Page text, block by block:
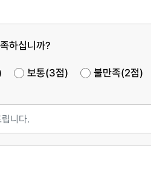
하십니까?
보통(3점) 불만족(2점)